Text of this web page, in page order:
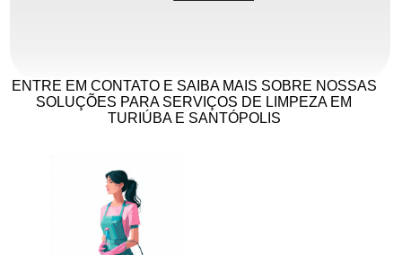
ENTRE EM CONTATO E SAIBA MAIS SOBRE NOSSAS
SOLUÇÕES PARA SERVIÇOS DE LIMPEZA EM
TURIÚBA E SANTÓPOLIS